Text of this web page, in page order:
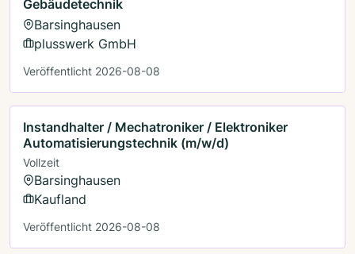
Gebäudetechnik
Barsinghausen
plusswerk GmbH
Veröffentlicht 2026-08-08
Instandhalter / Mechatroniker / Elektroniker
Automatisierungstechnik (m/w/d)
Vollzeit
Barsinghausen
Kaufland
Veröffentlicht 2026-08-08